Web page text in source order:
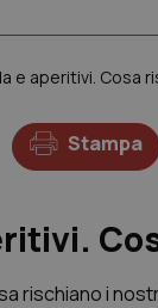
e aperitivi. Cosa
Stampa